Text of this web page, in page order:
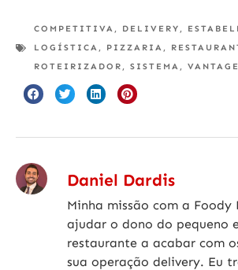
COMPETITIVA , DELIVERY ,
LOGÍSTICA , PIZZARIA ,
ROTEIRIZADOR , SISTEMA ,
Daniel Dardis
Minha missão com a Foody
ajudar o dono do pequeno
restaurante a acabar com
sua operação delivery. Eu